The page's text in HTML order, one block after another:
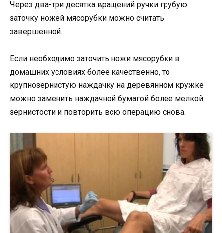
Через два-три десятка вращений ручки грубую
заточку ножей мясорубки можно считать
завершенной.
Если необходимо заточить ножи мясорубки в
домашних условиях более качественно, то
крупнозернистую наждачку на деревянном кружке
можно заменить наждачной бумагой более мелкой
зернистости и повторить всю операцию снова.